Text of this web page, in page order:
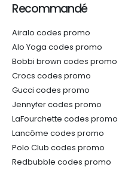
Recommandé
Airalo codes promo
Alo Yoga codes promo
Bobbi brown codes promo
Crocs codes promo
Gucci codes promo
Jennyfer codes promo
LaFourchette codes promo
Lancôme codes promo
Polo Club codes promo
Redbubble codes promo